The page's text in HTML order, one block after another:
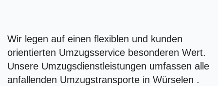
Wir legen auf einen flexiblen und kunden
orientierten Umzugsservice besonderen Wert.
Unsere Umzugsdienstleistungen umfassen alle
anfallenden Umzugstransporte in Würselen .